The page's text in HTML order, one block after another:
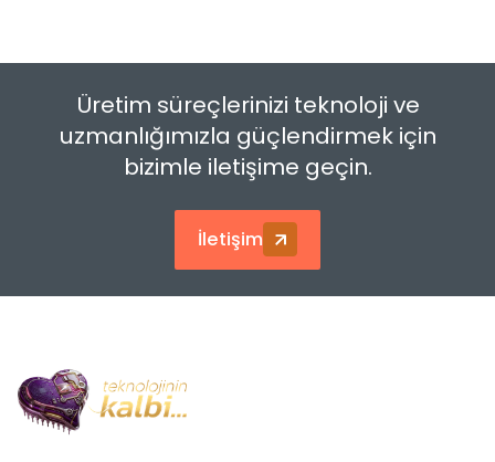
Üretim süreçlerinizi teknoloji ve
uzmanlığımızla güçlendirmek için
bizimle iletişime geçin.
İletişim